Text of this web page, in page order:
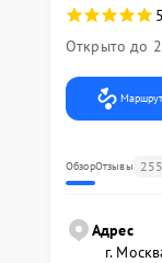
Открыто до
Маршрут
ОбзорОтзывы 255
Адрес
г.